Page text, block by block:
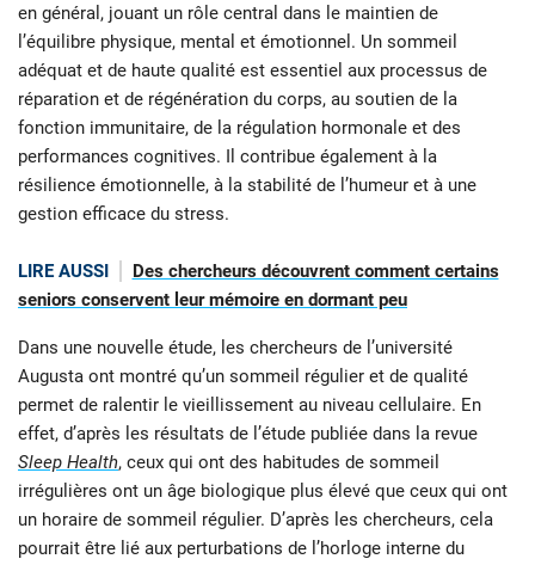
en général, jouant un rôle central dans le maintien de
l’équilibre physique, mental et émotionnel. Un sommeil
adéquat et de haute qualité est essentiel aux processus de
réparation et de régénération du corps, au soutien de la
fonction immunitaire, de la régulation hormonale et des
performances cognitives. Il contribue également à la
résilience émotionnelle, à la stabilité de l’humeur et à une
gestion efficace du stress.
LIRE AUSSI
Des chercheurs découvrent comment certains
seniors conservent leur mémoire en dormant peu
Dans une nouvelle étude, les chercheurs de l’université
Augusta ont montré qu’un sommeil régulier et de qualité
permet de ralentir le vieillissement au niveau cellulaire. En
effet, d’après les résultats de l’étude publiée dans la revue
Sleep Health, ceux qui ont des habitudes de sommeil
irrégulières ont un âge biologique plus élevé que ceux qui ont
un horaire de sommeil régulier. D’après les chercheurs, cela
pourrait être lié aux perturbations de l’horloge interne du